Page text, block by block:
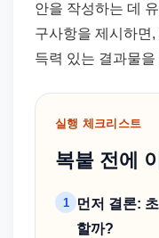
안을 작성하는 데
구사항을 제시하면
득력 있는 결과물
실행 체크리스트
복붙 전에
1
먼저 결론:
할까?